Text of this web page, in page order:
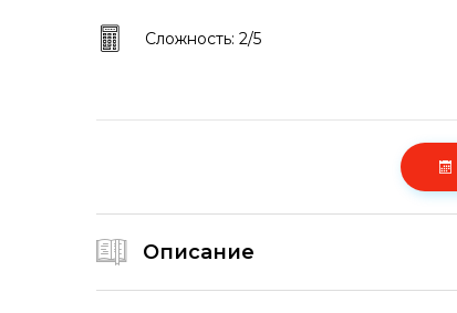
Сложность: 2/5
Описание